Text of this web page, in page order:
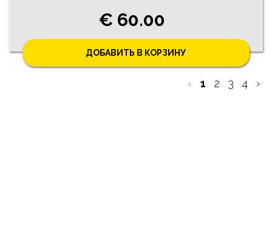
€ 60.00
ДОБАВИТЬ В КОРЗИНУ
‹ 1 2 3 4 ›